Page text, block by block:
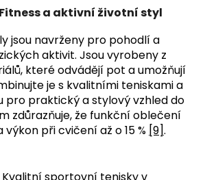
a aktivní životní styl
jsou navrženy pro pohodlí a
aktivit. Jsou vyrobeny z
které odvádějí pot a umožňují
je s kvalitními teniskami a
pro praktický a stylový vzhled do
zdůrazňuje, že funkční oblečení
výkon při cvičení až o 15 % [9].
Kvalitní sportovní tenisky v